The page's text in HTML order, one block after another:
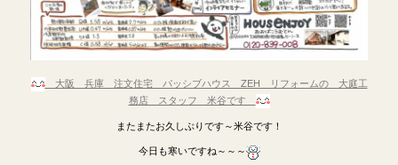
大阪 兵庫 注文住宅 パッシブハウス ZEH リフォームの 大庭工
務店 スタッフ 米谷です
またまたお久しぶりです～米谷です！
今日も寒いですね～～～